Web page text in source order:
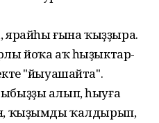
ярайһы ғына ҡыҙҙыра.
йоҡа аҡ һыҙыктар-
"йыуашайта".
алып, һыуға
ҡыҙымды ҡалдырып,